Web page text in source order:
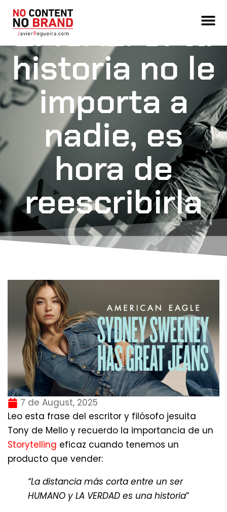
EFICAZ: Si tu
historia no le
importa a
nadie, es
hora de
reescribirla
7 de August, 2025
Leo esta frase del escritor y filósofo jesuita
Tony de Mello y recuerdo la importancia de un
Storytelling eficaz cuando tenemos un
producto que vender:
“La distancia más corta entre un ser
HUMANO y LA VERDAD es una historia”